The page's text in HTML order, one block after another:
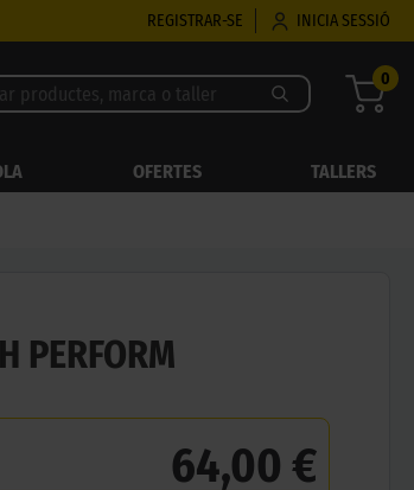
REGISTRAR-SE INICIA SESSIÓ
0
OFERTES TALLERS
PERFORM
64,00 €